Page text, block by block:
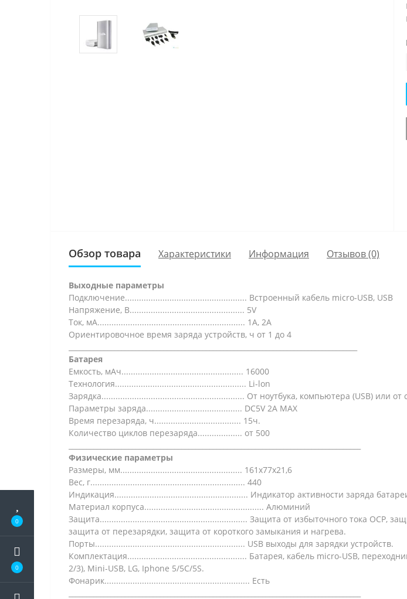
0
0
Обзор товара Характеристики Информация Отзывов (0)
Выходные параметры
Подключение.................................................... Встроенный кабель micro-USB, USB
Напряжение, В................................................. 5V
Ток, мА............................................................... 1А, 2А
Ориентировочное время заряда устройств, ч от 1 до 4
Батарея
Емкость, мАч.................................................... 16000
Технология........................................................ Li-lon
Зарядка............................................................. От ноутбука, компьютера (USB) или
Параметры заряда......................................... DC5V 2A MAX
Время перезаряда, ч..................................... 15ч.
Количество циклов перезаряда................... от 500
Физические параметры
Размеры, мм.................................................... 161x77x21,6
Вес, г.................................................................. 440
Индикация......................................................... Индикатор активности заряда
Материал корпуса................................................... Алюминий
Защита............................................................... Защита от избыточного тока OCP,
защита от перезарядки, защита от короткого замыкания и нагрева.
Порты................................................................ USB выходы для зарядки устройств.
Комплектация................................................... Батарея, кабель micro-USB,
2/3), Mini-USB, LG, Iphone 5/5C/5S.
Фонарик.............................................................. Есть